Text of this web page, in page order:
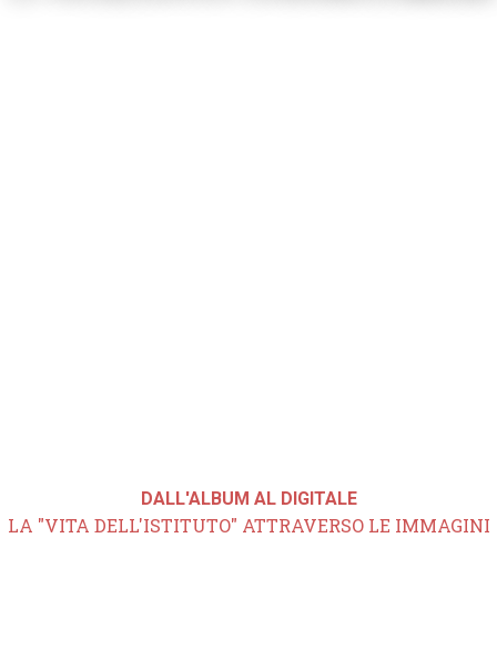
DALL'ALBUM AL DIGITALE
LA "VITA DELL'ISTITUTO" ATTRAVERSO LE IMMAGINI